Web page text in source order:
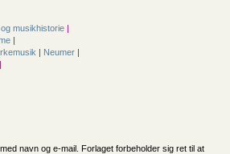
musikhistorie |
|
| Neumer |
|
navn og e-mail. Forlaget forbeholder sig ret til at